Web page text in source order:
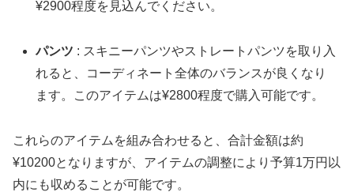
¥2900程度を見込んでください。
パンツ : スキニーパンツやストレートパンツを取り入
れると、コーディネート全体のバランスが良くなり
ます。このアイテムは¥2800程度で購入可能です。
これらのアイテムを組み合わせると、合計金額は約
¥10200となりますが、アイテムの調整により予算1万円以
内にも収めることが可能です。